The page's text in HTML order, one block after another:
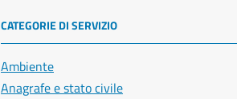
CATEGORIE DI SERVIZIO
Ambiente
Anagrafe e stato civile